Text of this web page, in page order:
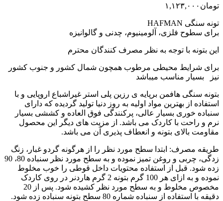
تومان ۱,۱۲۳,۰۰۰
تونه سنگی HAFMAN
برای سطوح فلزی، آلومینیوم، چدنی و گالوانیزه
این بتونه با توجه به نظر مصرف کنندگان محترم
برای شرایط محیطی مرطوب همچون شمال کشور و جنوب کشور
نیز بسیار مناسب میباشد
بتونه سنگی هافمن برپایه ی رزین پلی استر غیراشباع اروپایی و با
استفاده از بهترین مواد اولیه به روز دنیا تولید گردیده که دارای
سنباده خوری بسیار عالی، پرکنندگی فوق العاده و کششی بسیار
نرم و راحت با کاردک می باشد. از مزیت های دیگر این محصول
مقاومت بالای بتونه و انعطاف پذیری آن می باشد.
طريقه مصرف: ابتدا سطح مورد نظر را از هرگونه گردو غبار، زنگ
زدگی، چربی و روغن تمیز نموده و به سطح مورد نظر سنباده 80، 90
زده شود. قبل از استفاده محتویات داخل قوطی را خوب مخلوط
نموده و به ازای هر 100 گرم بتونه 2 گرم هاردنر در روی کاردک
مخصوص مخلوط و به سطح مورد نظر کشیده شود. پس از 20
دقیقه با استفاده از سنباده شماره 80 سطح بتونه سنباده زده شود.